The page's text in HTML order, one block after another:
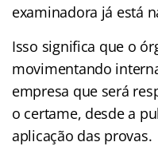
examinadora já está
Isso significa que o
movimentando
empresa que será
o certame, desde a
aplicação das provas.